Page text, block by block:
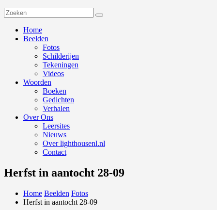
Home
Beelden
Fotos
Schilderijen
Tekeningen
Videos
Woorden
Boeken
Gedichten
Verhalen
Over Ons
Leersites
Nieuws
Over lighthousenl.nl
Contact
Herfst in aantocht 28-09
Home Beelden Fotos
Herfst in aantocht 28-09